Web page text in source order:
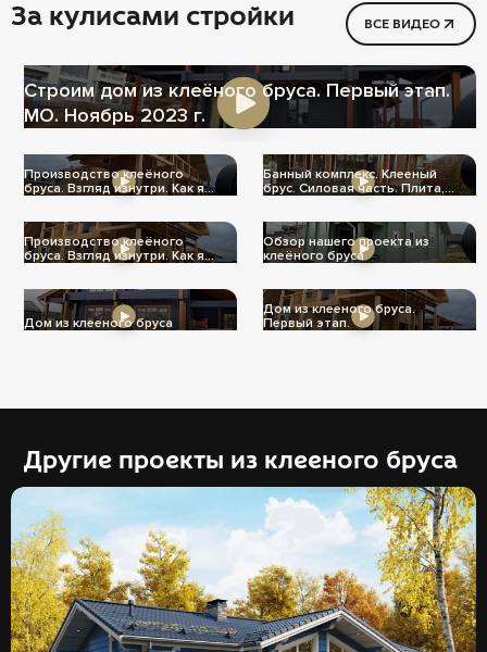
За кулисами стройки ВСЕ ВИДЕО
Строим дом из клеёного бруса. Первый этап.
МО. Ноябрь 2023 г.
Производство клеёного
бруса. Взгляд изнутри. Как я
Банный комплекс. Клееный
брус. Силовая часть. Плита,
Производство клеёного
бруса. Взгляд изнутри. Как я
Обзор нашего проекта из
клеёного бруса
Дом из клееного бруса
Дом из клееного бруса.
Первый этап.
Другие проекты из клееного бруса